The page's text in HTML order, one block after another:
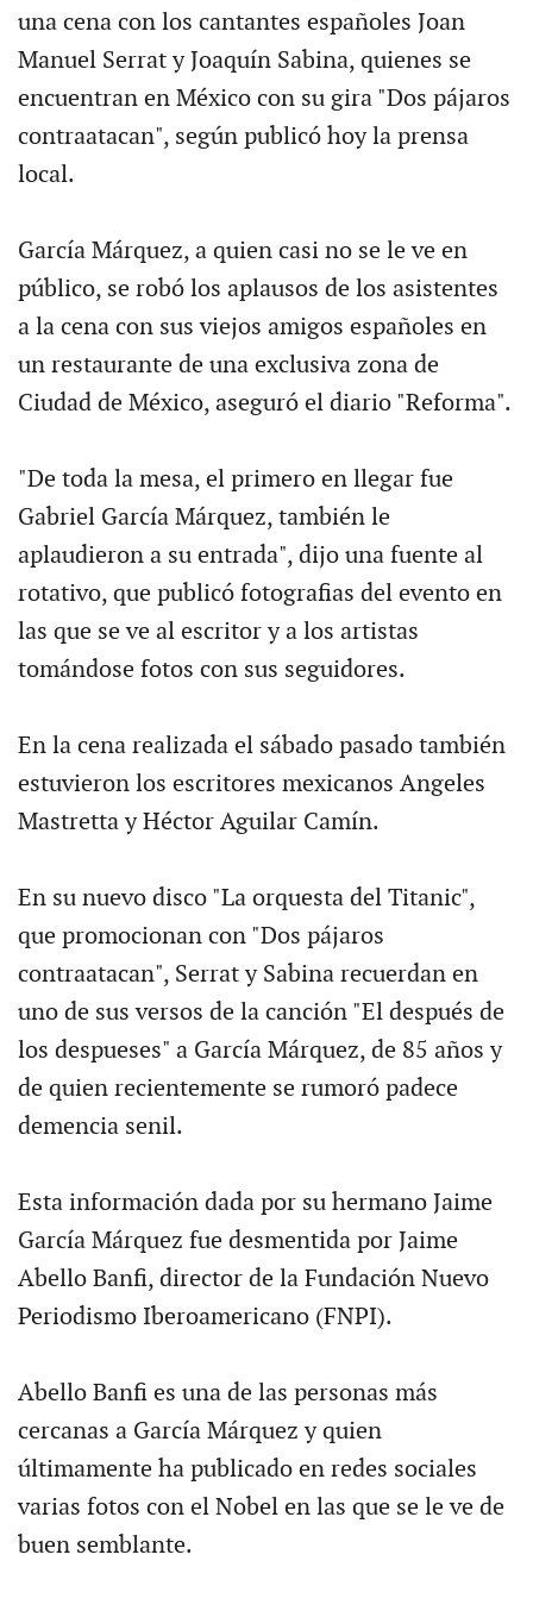
una cena con los cantantes españoles Joan
Manuel Serrat y Joaquín Sabina, quienes se
encuentran en México con su gira "Dos pájaros
contraatacan", según publicó hoy la prensa
local.
García Márquez, a quien casi no se le ve en
público, se robó los aplausos de los asistentes
a la cena con sus viejos amigos españoles en
un restaurante de una exclusiva zona de
Ciudad de México, aseguró el diario "Reforma".
"De toda la mesa, el primero en llegar fue
Gabriel García Márquez, también le
aplaudieron a su entrada", dijo una fuente al
rotativo, que publicó fotografias del evento en
las que se ve al escritor y a los artistas
tomándose fotos con sus seguidores.
En la cena realizada el sábado pasado también
estuvieron los escritores mexicanos Angeles
Mastretta y Héctor Aguilar Camín.
En su nuevo disco "La orquesta del Titanic",
que promocionan con "Dos pájaros
contraatacan", Serrat y Sabina recuerdan en
uno de sus versos de la canción "El después de
los despueses" a García Márquez, de 85 años y
de quien recientemente se rumoró padece
demencia senil.
Esta información dada por su hermano Jaime
García Márquez fue desmentida por Jaime
Abello Banfi, director de la Fundación Nuevo
Periodismo Iberoamericano (FNPI).
Abello Banfi es una de las personas más
cercanas a García Márquez y quien
últimamente ha publicado en redes sociales
varias fotos con el Nobel en las que se le ve de
buen semblante.